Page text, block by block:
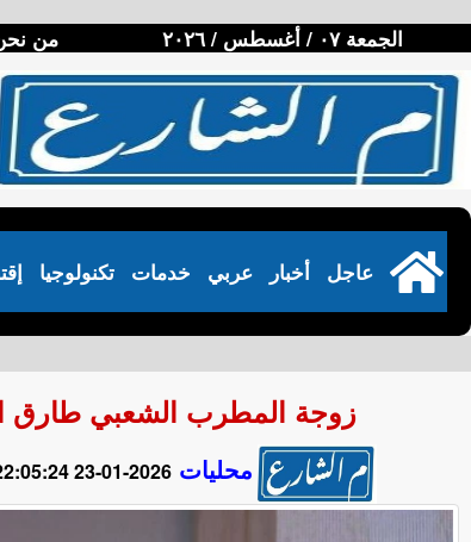
الجمعة ٠٧ / أغسطس / ٢٠٢٦ من
تكنولوجيا خدمات عربي أخبار عاجل
زوجة المطرب الشعبي طارق
محليات 2026-01-23 22:05:24